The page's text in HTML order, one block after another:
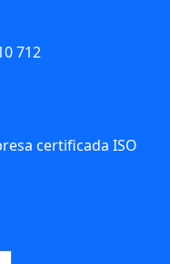
712
certificada ISO